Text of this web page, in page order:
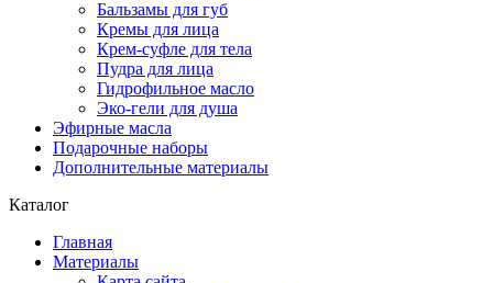
Бальзамы для губ
Кремы для лица
Крем-суфле для тела
Пудра для лица
Гидрофильное масло
Эко-гели для душа
Эфирные масла
Подарочные наборы
Дополнительные материалы
Каталог
Главная
Материалы